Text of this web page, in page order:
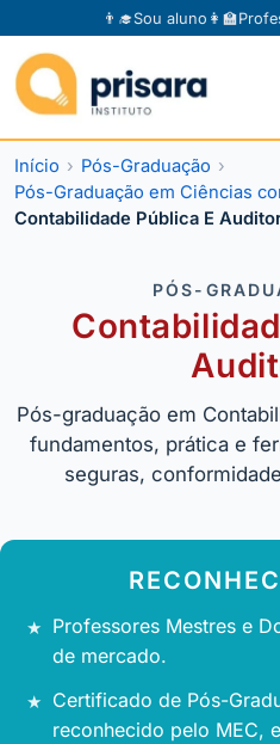
👨‍🎓Sou aluno 👩‍🏫
Início
Pós-Graduação
Pós-Graduação em Ciências
Contabilidade Pública E
PÓS-
Pós-graduação em
fundamentos, prática e
seguras,
Professores Mestres e
de mercado.
Certificado de Pós-
reconhecido pelo MEC,